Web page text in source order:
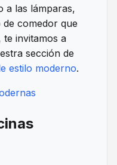
a las lámparas,
de comedor que
invitamos a
sección de
estilo moderno.